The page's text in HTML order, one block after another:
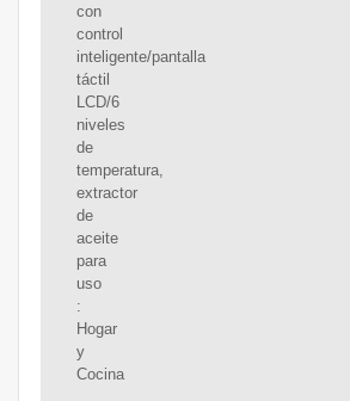
con
control
inteligente/pantalla
táctil
LCD/6
niveles
de
temperatura,
extractor
de
aceite
para
uso
:
Hogar
y
Cocina